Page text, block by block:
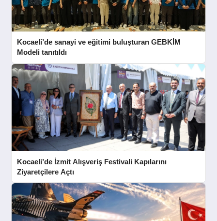
Kocaeli’de sanayi ve eğitimi buluşturan GEBKİM
Modeli tanıtıldı
Kocaeli’de İzmit Alışveriş Festivali Kapılarını
Ziyaretçilere Açtı